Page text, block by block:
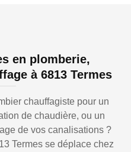
en plomberie,
à 6813 Termes
chauffagiste pour un
de chaudière, ou un
de vos canalisations ?
Termes se déplace chez